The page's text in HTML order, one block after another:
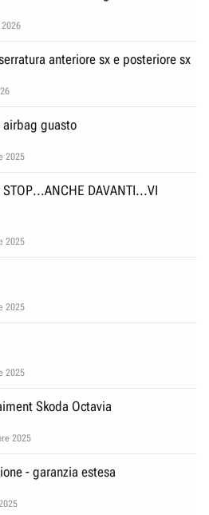
anteriore sx e posteriore sx
airbag guasto
2025
STOP...ANCHE DAVANTI...VI
2025
2025
2025
Skoda Octavia
2025
- garanzia estesa